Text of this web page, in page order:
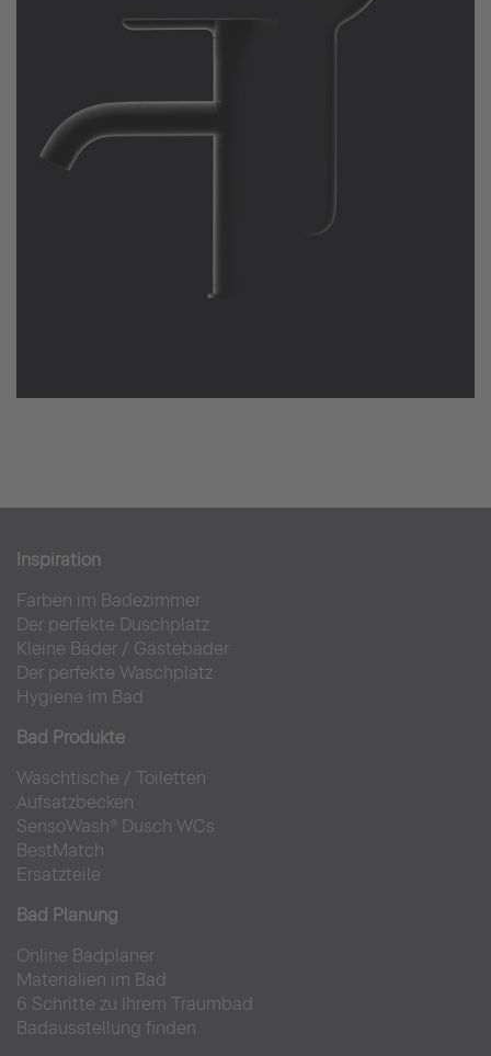
Inspiration
Farben im Badezimmer
Der perfekte Duschplatz
Kleine Bäder / Gästebäder
Der perfekte Waschplatz
Hygiene im Bad
Bad Produkte
Waschtische / Toiletten
Aufsatzbecken
SensoWash® Dusch WCs
BestMatch
Ersatzteile
Bad Planung
Online Badplaner
Materialien im Bad
6 Schritte zu Ihrem Traumbad
Badausstellung finden